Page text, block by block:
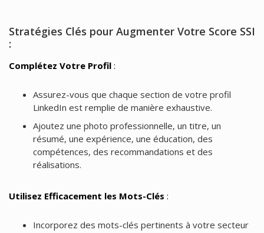
Stratégies Clés pour Augmenter Votre Score SSI
:
Complétez Votre Profil :
Assurez-vous que chaque section de votre profil
LinkedIn est remplie de manière exhaustive.
Ajoutez une photo professionnelle, un titre, un
résumé, une expérience, une éducation, des
compétences, des recommandations et des
réalisations.
Utilisez Efficacement les Mots-Clés :
Incorporez des mots-clés pertinents à votre secteur